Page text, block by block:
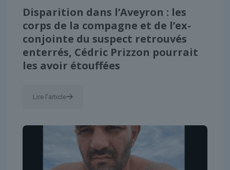
Disparition dans l’Aveyron : les
corps de la compagne et de l’ex-
conjointe du suspect retrouvés
enterrés, Cédric Prizzon pourrait
les avoir étouffées
Lire l'article